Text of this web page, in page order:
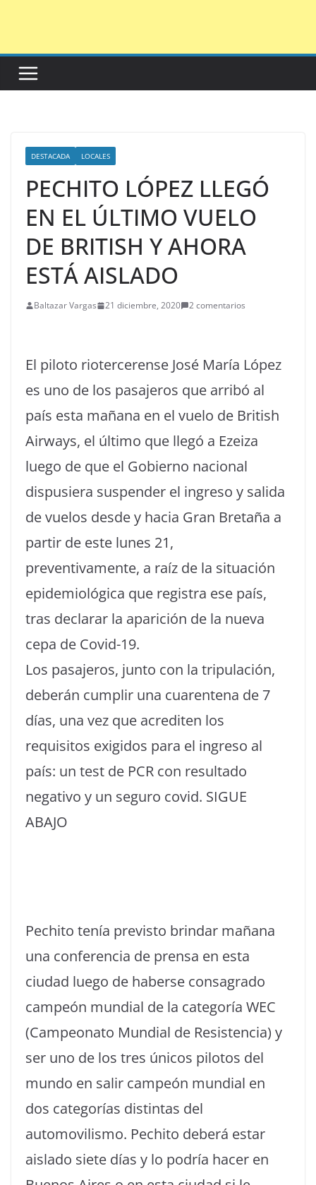
DESTACADA LOCALES
PECHITO LÓPEZ LLEGÓ
EN EL ÚLTIMO VUELO
DE BRITISH Y AHORA
ESTÁ AISLADO
Baltazar Vargas 21 diciembre, 2020 2 comentarios
El piloto riotercerense José María López
es uno de los pasajeros que arribó al
país esta mañana en el vuelo de British
Airways, el último que llegó a Ezeiza
luego de que el Gobierno nacional
dispusiera suspender el ingreso y salida
de vuelos desde y hacia Gran Bretaña a
partir de este lunes 21,
preventivamente, a raíz de la situación
epidemiológica que registra ese país,
tras declarar la aparición de la nueva
cepa de Covid-19.
Los pasajeros, junto con la tripulación,
deberán cumplir una cuarentena de 7
días, una vez que acrediten los
requisitos exigidos para el ingreso al
país: un test de PCR con resultado
negativo y un seguro covid. SIGUE
ABAJO
Pechito tenía previsto brindar mañana
una conferencia de prensa en esta
ciudad luego de haberse consagrado
campeón mundial de la categoría WEC
(Campeonato Mundial de Resistencia) y
ser uno de los tres únicos pilotos del
mundo en salir campeón mundial en
dos categorías distintas del
automovilismo. Pechito deberá estar
aislado siete días y lo podría hacer en